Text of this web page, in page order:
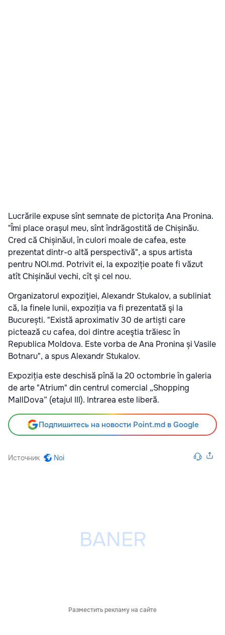
Lucrările expuse sînt semnate de pictorița Ana Pronina.
"Îmi place orașul meu, sînt îndrăgostită de Chișinău.
Cred că Chișinăul, în culori moale de cafea, este
prezentat dintr-o altă perspectivă", a spus artista
pentru NOI.md. Potrivit ei, la expoziție poate fi văzut
atît Chișinăul vechi, cît şi cel nou.
Organizatorul expoziţiei, Alexandr Stukalov, a subliniat
că, la finele lunii, expoziția va fi prezentată şi la
București. "Există aproximativ 30 de artiști care
pictează cu cafea, doi dintre aceştia trăiesc în
Republica Moldova. Este vorba de Ana Pronina și Vasile
Botnaru", a spus Alexandr Stukalov.
Expoziția este deschisă pînă la 20 octombrie în galeria
de arte "Atrium" din centrul comercial „Shopping
MallDova” (etajul III). Intrarea este liberă.
Подпишитесь на новости Point.md в Google
Источник Noi
Разместить рекламу на сайте